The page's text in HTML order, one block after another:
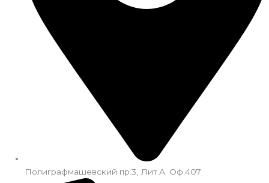
Полиграфмашевский пр.3, Лит.А. Оф.407